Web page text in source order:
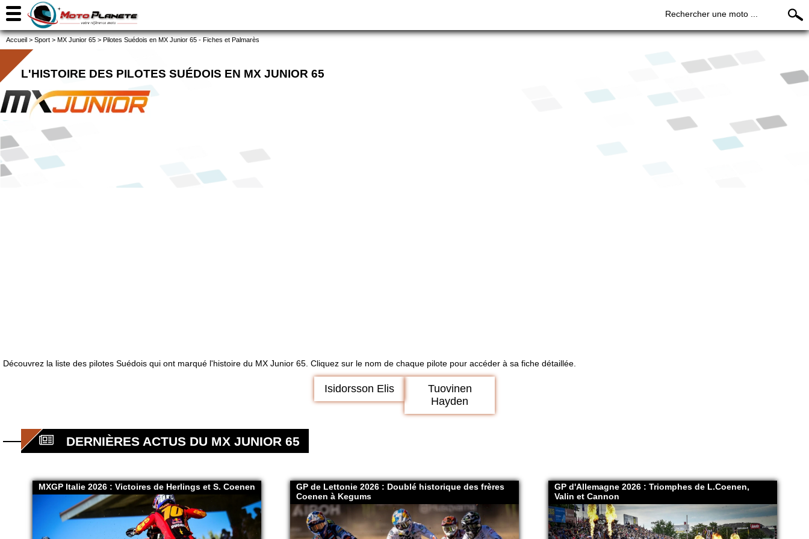
Rechercher une moto ...
Accueil > Sport > MX Junior 65 > Pilotes Suédois en MX Junior 65 - Fiches et Palmarès
L'HISTOIRE DES PILOTES SUÉDOIS EN MX JUNIOR 65
Découvrez la liste des pilotes Suédois qui ont marqué l'histoire du MX Junior 65. Cliquez sur le nom de chaque pilote pour accéder à sa fiche détaillée.
Isidorsson Elis
Tuovinen
Hayden
DERNIÈRES ACTUS DU MX JUNIOR 65
MXGP Italie 2026 : Victoires de Herlings et S. Coenen
GP de Lettonie 2026 : Doublé historique des frères
Coenen à Kegums
GP d'Allemagne 2026 : Triomphes de L.Coenen,
Valin et Cannon